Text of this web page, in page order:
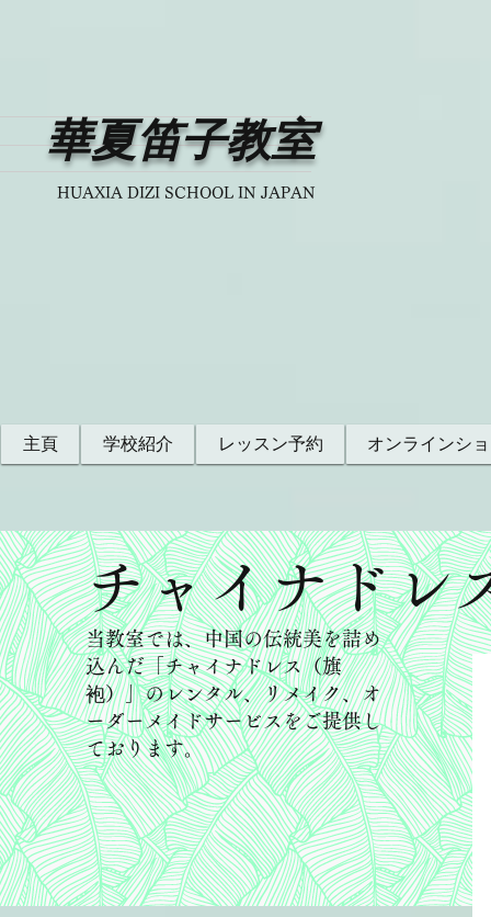
華夏笛子教室
HUAXIA DIZI SCHOOL IN JAPAN
主頁 学校紹介 レッスン予約 オンラインシ
チャイナドレ
当教室では、中国の伝統美を詰め
込んだ「チャイナドレス（旗
袍）」のレンタル、リメイク、オ
ーダーメイドサービスをご提供し
ております。​